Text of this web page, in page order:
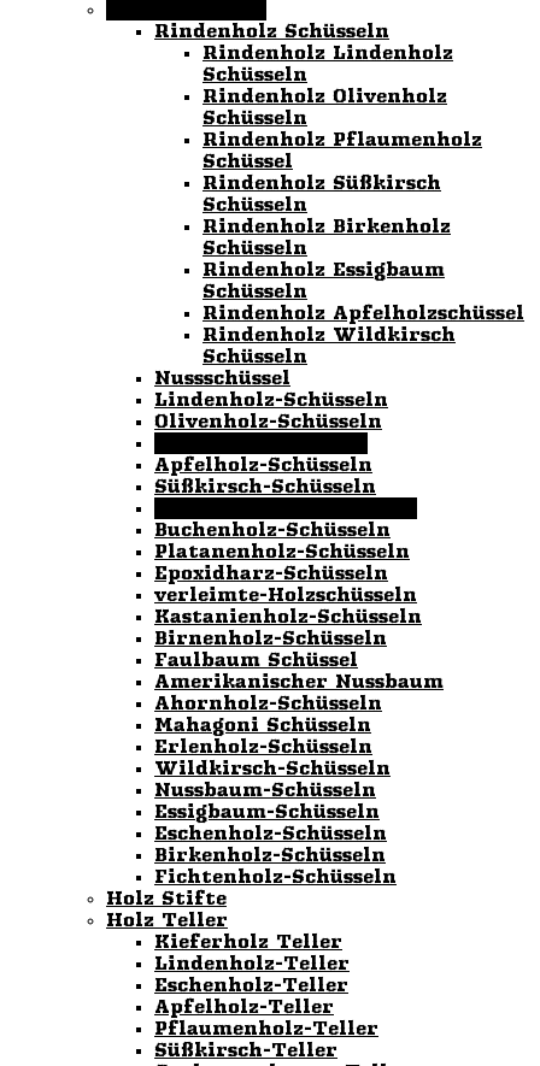
Rindenholz Schüsseln
Rindenholz Lindenholz
Schüsseln
Rindenholz Olivenholz
Schüsseln
Rindenholz Pflaumenholz
Schüssel
Rindenholz Süßkirsch
Schüsseln
Rindenholz Birkenholz
Schüsseln
Rindenholz Essigbaum
Schüsseln
Rindenholz Apfelholzschüssel
Rindenholz Wildkirsch
Schüsseln
Nussschüssel
Lindenholz-Schüsseln
Olivenholz-Schüsseln
Apfelholz-Schüsseln
Süßkirsch-Schüsseln
Buchenholz-Schüsseln
Platanenholz-Schüsseln
Epoxidharz-Schüsseln
verleimte-Holzschüsseln
Kastanienholz-Schüsseln
Birnenholz-Schüsseln
Faulbaum Schüssel
Amerikanischer Nussbaum
Ahornholz-Schüsseln
Mahagoni Schüsseln
Erlenholz-Schüsseln
Wildkirsch-Schüsseln
Nussbaum-Schüsseln
Essigbaum-Schüsseln
Eschenholz-Schüsseln
Birkenholz-Schüsseln
Fichtenholz-Schüsseln
Holz Stifte
Holz Teller
Kieferholz Teller
Lindenholz-Teller
Eschenholz-Teller
Apfelholz-Teller
Pflaumenholz-Teller
Süßkirsch-Teller